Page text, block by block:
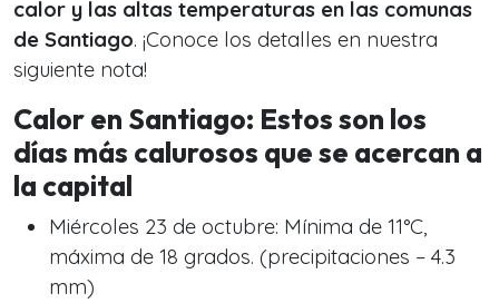
calor y las altas temperaturas en las comunas
de Santiago. ¡Conoce los detalles en nuestra
siguiente nota!
Calor en Santiago: Estos son los
días más calurosos que se acercan a
la capital
Miércoles 23 de octubre: Mínima de 11°C,
máxima de 18 grados. (precipitaciones – 4.3
mm)